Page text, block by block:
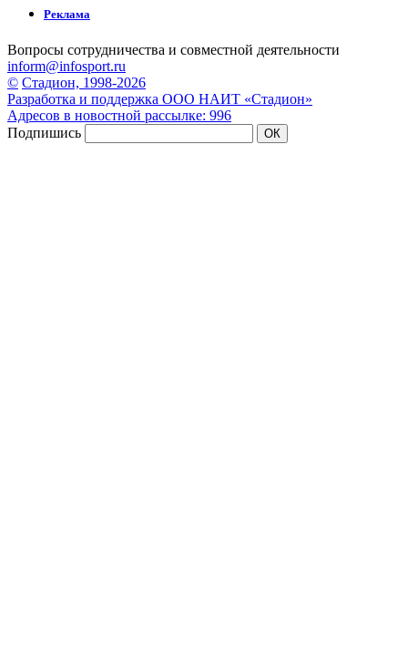
Реклама
Вопросы сотрудничества и совместной деятельности
inform@infosport.ru
© Стадион, 1998-2026
Разработка и поддержка ООО НАИТ «Стадион»
Адресов в новостной рассылке: 996
Подпишись